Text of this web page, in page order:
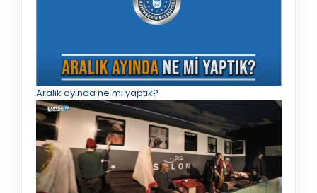
Aralık ayında ne mi yaptık?